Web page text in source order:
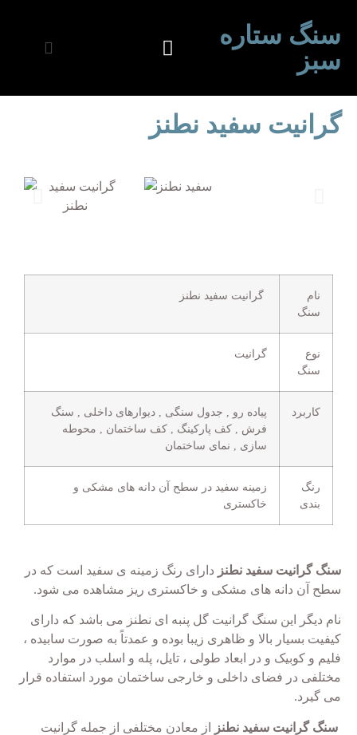
سنگ ستاره
سبز
گرانیت سفید نطنز
نام
سنگ
گرانیت سفید نطنز
نوع
سنگ
گرانیت
کاربرد
پیاده رو , جدول سنگی , دیوارهای داخلی , سنگ
فرش , کف پارکینگ , کف ساختمان , محوطه
سازی , نمای ساختمان
رنگ
بندی
زمینه سفید در سطح آن دانه های مشکی و
خاکستری
سنگ گرانیت سفید نطنز دارای رنگ زمینه ی سفید است که در
سطح آن دانه های مشکی و خاکستری ریز مشاهده می شود.
نام دیگر این سنگ گرانیت گل پنبه ای نطنز می باشد که دارای
کیفیت بسیار بالا و ظاهری زیبا بوده و عمدتاً به صورت سابیده ،
فلیم و کوبیک و در ابعاد طولی ، تایل، پله و اسلب در موارد
مختلفی در فضای داخلی و خارجی ساختمان مورد استفاده قرار
می گیرد.
سنگ گرانیت سفید نطنز
از معادن مختلفی از جمله گرانیت